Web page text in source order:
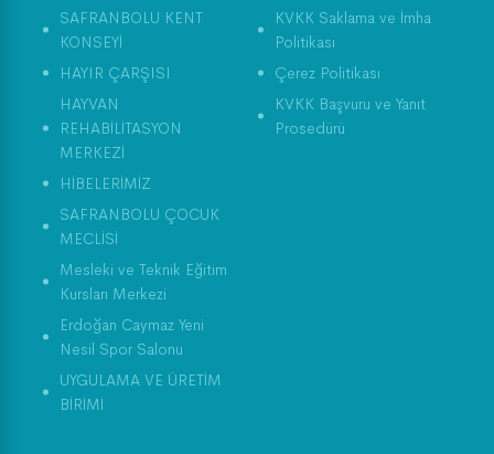
SAFRANBOLU KENT
KONSEYİ
HAYIR ÇARŞISI
HAYVAN
REHABİLİTASYON
MERKEZİ
HİBELERİMİZ
SAFRANBOLU ÇOCUK
MECLİSİ
Mesleki ve Teknik Eğitim
Kursları Merkezi
Erdoğan Caymaz Yeni
Nesil Spor Salonu
UYGULAMA VE ÜRETİM
BİRİMİ
KVKK Saklama ve İmha
Politikası
Çerez Politikası
KVKK Başvuru ve Yanıt
Prosedürü